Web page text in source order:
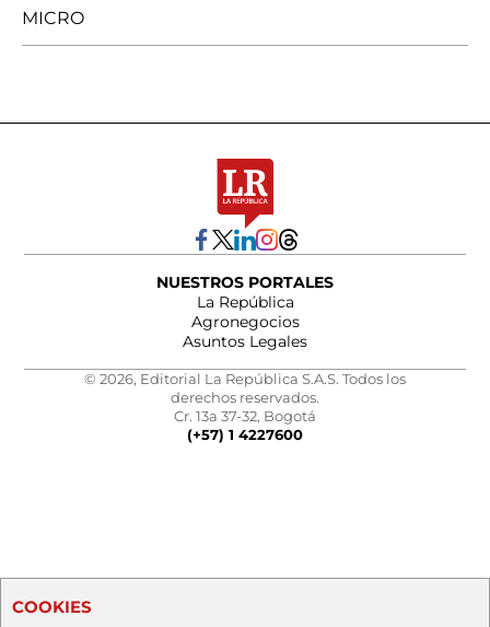
MICRO
NUESTROS PORTALES
La República
Agronegocios
Asuntos Legales
© 2026, Editorial La República S.A.S. Todos los
derechos reservados.
Cr. 13a 37-32, Bogotá
(+57) 1 4227600
COOKIES